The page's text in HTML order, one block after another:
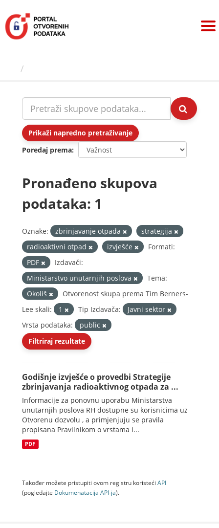
sadržaj
Prikaži napredno pretraživanje
Poredaj prema
Pronađeno skupova
podataka: 1
Oznake: zbrinjavanje otpada
strategija
radioaktivni otpad
izvješće
Formati:
PDF
Izdavači:
Ministarstvo unutarnjih poslova
Tema:
Okoliš
Otvorenost skupa prema Tim Berners-
Lee skali:
1 Tip Izdavača:
Javni sektor
Vrsta podataka:
public
Filtriraj rezultate
Godišnje izvješće o provedbi Strategije
zbrinjavanja radioaktivnog otpada za ...
Informacije za ponovnu uporabu Ministarstva
unutarnjih poslova RH dostupne su korisnicima uz
Otvorenu dozvolu , a primjenjuju se pravila
propisana Pravilnikom o vrstama i...
PDF
Također možete pristupiti ovom registru koristeći API
(pogledajte Dokumenаtаcijа API-jа).